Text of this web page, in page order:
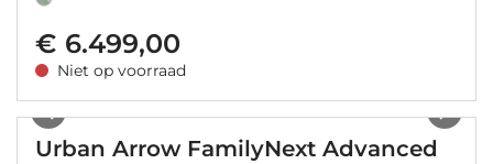
€ 6.499,00
Niet op voorraad
Urban Arrow FamilyNext Advanced